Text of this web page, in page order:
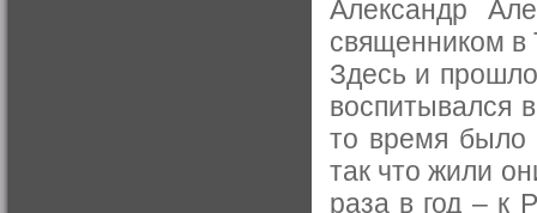
Александр
священником в
Здесь и
воспитывался
то время было
так что жили
раза в год – к